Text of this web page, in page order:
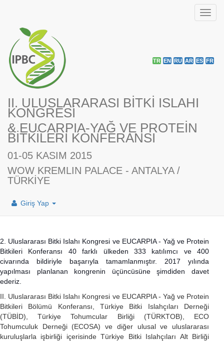
II. ULUSLARARASI BİTKİ ISLAHI
KONGRESİ
& EUCARPIA-YAĞ VE PROTEİN
BİTKİLERİ KONFERANSI
01-05 KASIM 2015
WOW KREMLIN PALACE - ANTALYA /
TÜRKİYE
TR EN RU AR ES FR
Giriş Yap
2. Uluslararası Bitki Islahı Kongresi ve EUCARPIA - Yağ ve Protein
Bitkileri Konferansı 40 farklı ülkeden 333 katılımcı ve 400
civarında bildiriyle başarıyla tamamlanmıştır. 2017 yılında
yapılması planlanan kongrenin üçüncüsüne şimdiden davet
ederiz.
II. Uluslararası Bitki Islahı Kongresi ve EUCARPIA - Yağ ve Protein
Bitkileri Bölümü Konferansı, Türkiye Bitki Islahçıları Derneği
(TÜBİD), Türkiye Tohumcular Birliği (TÜRKTOB), ECO
Tohumculuk Derneği (ECOSA) ve diğer ulusal ve uluslararası
kuruluşlarla işbirliği içerisinde Türkiye Bitki Islahçıları Alt Birliği